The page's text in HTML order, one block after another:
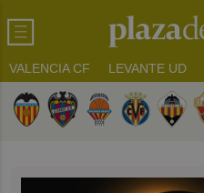
VALENCIA CF LEVANTE UD